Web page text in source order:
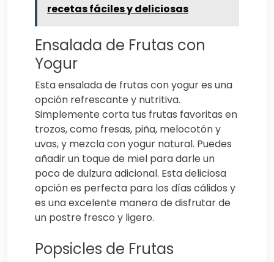
recetas fáciles y deliciosas
Ensalada de Frutas con
Yogur
Esta ensalada de frutas con yogur es una
opción refrescante y nutritiva.
Simplemente corta tus frutas favoritas en
trozos, como fresas, piña, melocotón y
uvas, y mezcla con yogur natural. Puedes
añadir un toque de miel para darle un
poco de dulzura adicional. Esta deliciosa
opción es perfecta para los días cálidos y
es una excelente manera de disfrutar de
un postre fresco y ligero.
Popsicles de Frutas